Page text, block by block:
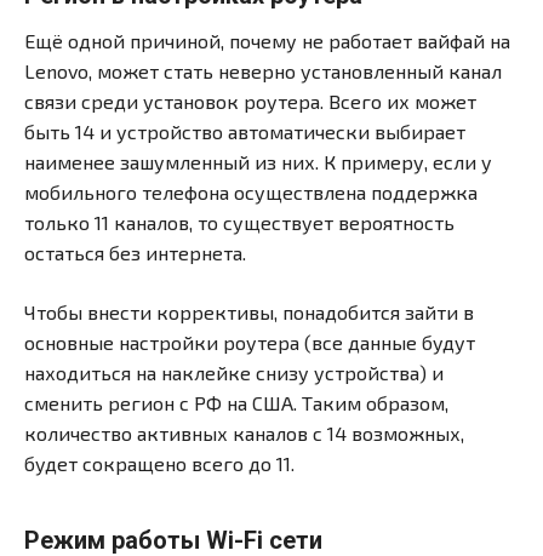
Ещё одной причиной, почему не работает вайфай на
Lenovo, может стать неверно установленный канал
связи среди установок роутера. Всего их может
быть 14 и устройство автоматически выбирает
наименее зашумленный из них. К примеру, если у
мобильного телефона осуществлена поддержка
только 11 каналов, то существует вероятность
остаться без интернета.
Чтобы внести коррективы, понадобится зайти в
основные настройки роутера (все данные будут
находиться на наклейке снизу устройства) и
сменить регион с РФ на США. Таким образом,
количество активных каналов с 14 возможных,
будет сокращено всего до 11.
Режим работы Wi-Fi сети